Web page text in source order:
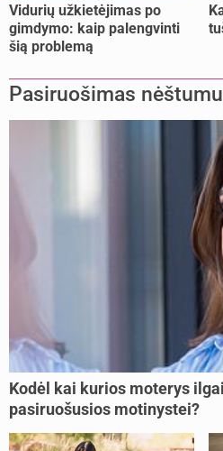
Vidurių užkietėjimas po
gimdymo: kaip palengvinti
šią problemą
Pasiruošimas
Kodėl kai kurios moterys
pasiruošusios motinystei?